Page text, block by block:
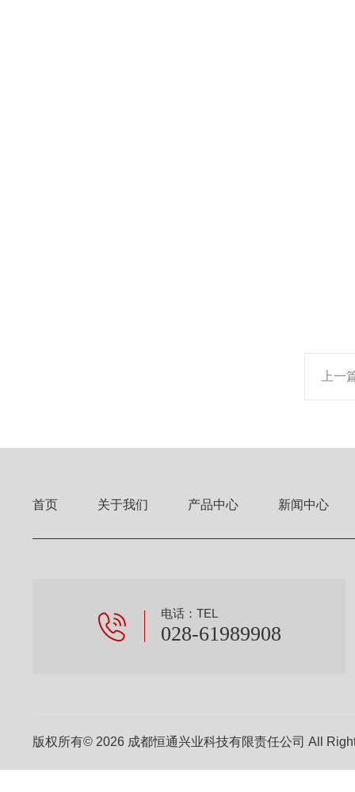
上一
首页 关于我们 产品中心 新闻中心
电话：TEL
028-61989908
版权所有© 2026 成都恒通兴业科技有限责任公司 All